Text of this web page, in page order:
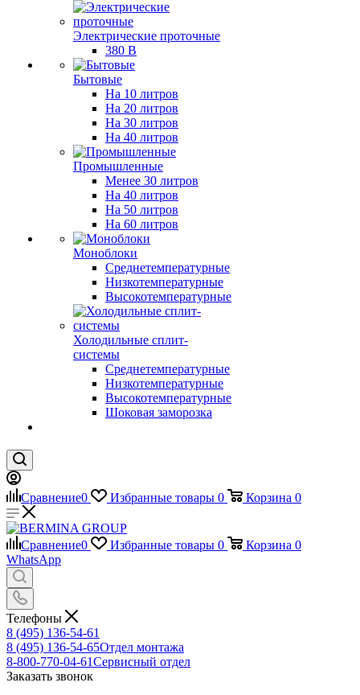
Электрические проточные
380 В
Бытовые
На 10 литров
На 20 литров
На 30 литров
На 40 литров
Промышленные
Менее 30 литров
На 40 литров
На 50 литров
На 60 литров
Моноблоки
Среднетемпературные
Низкотемпературные
Высокотемпературные
Холодильные сплит-
системы
Среднетемпературные
Низкотемпературные
Высокотемпературные
Шоковая заморозка
Сравнение0 Избранные товары 0 Корзина 0
Сравнение0 Избранные товары 0 Корзина 0
WhatsApp
Телефоны
8 (495) 136-54-61
8 (495) 136-54-65Отдел монтажа
8-800-770-04-61Сервисный отдел
Заказать звонок